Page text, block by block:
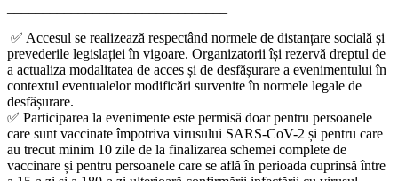
✅ Accesul se realizează respectând normele de distanțare socială și
prevederile legislației în vigoare. Organizatorii își rezervă dreptul de
a actualiza modalitatea de acces și de desfășurare a evenimentului în
contextul eventualelor modificări survenite în normele legale de
desfășurare.
✅ Participarea la evenimente este permisă doar pentru persoanele
care sunt vaccinate împotriva virusului SARS-CoV-2 și pentru care
au trecut minim 10 zile de la finalizarea schemei complete de
vaccinare și pentru persoanele care se află în perioada cuprinsă între